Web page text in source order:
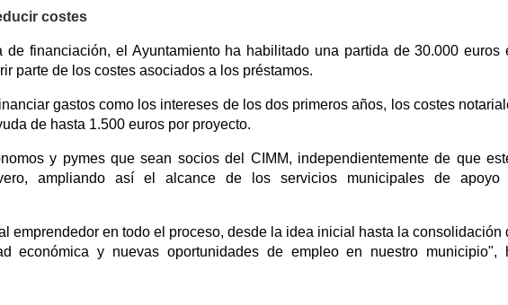
costes
de financiación, el Ayuntamiento ha habilitado una partida de 30.000 euros
parte de los costes asociados a los préstamos.
gastos como los intereses de los dos primeros años, los costes
de hasta 1.500 euros por proyecto.
y pymes que sean socios del CIMM, independientemente de que
ampliando así el alcance de los servicios municipales de apoyo
emprendedor en todo el proceso, desde la idea inicial hasta la consolidación
económica y nuevas oportunidades de empleo en nuestro municipio",